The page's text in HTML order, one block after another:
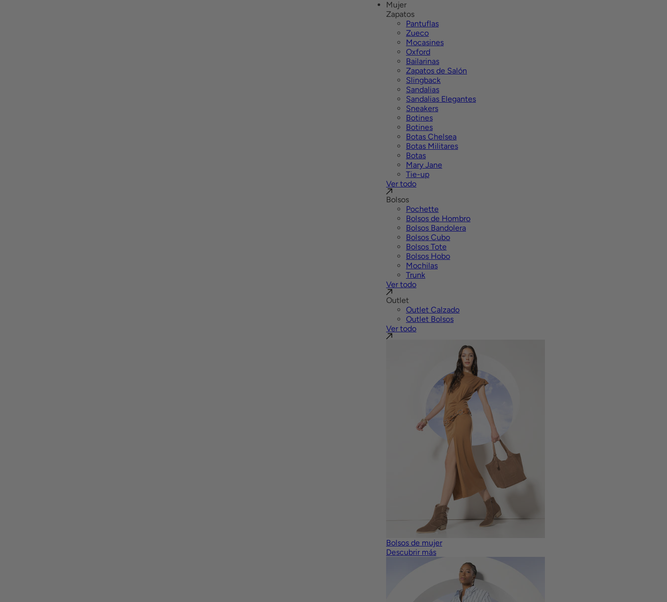
Mujer
Zapatos
Pantuflas
Zueco
Mocasines
Oxford
Bailarinas
Zapatos de Salón
Slingback
Sandalias
Sandalias Elegantes
Sneakers
Botines
Botines
Botas Chelsea
Botas Militares
Botas
Mary Jane
Tie-up
Ver todo
Bolsos
Pochette
Bolsos de Hombro
Bolsos Bandolera
Bolsos Cubo
Bolsos Tote
Bolsos Hobo
Mochilas
Trunk
Ver todo
Outlet
Outlet Calzado
Outlet Bolsos
Ver todo
Bolsos de mujer
Descubrir más